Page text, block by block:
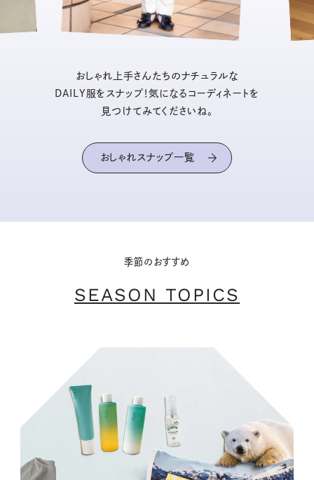
おしゃれ上手さんたちのナチュラルな
DAILY服をスナップ！気になるコーディネートを
見つけてみてくださいね。
おしゃれスナップ一覧
季節のおすすめ
SEASON TOPICS